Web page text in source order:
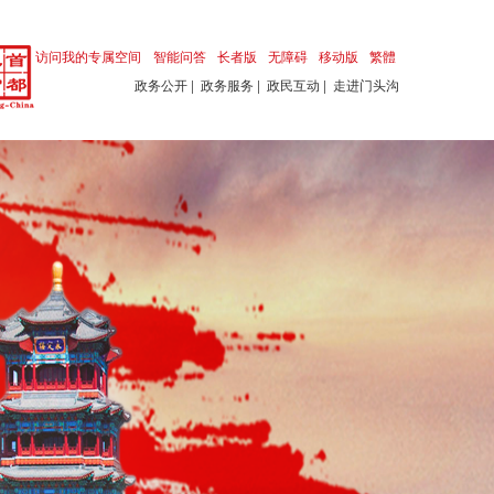
繁體
移动版
无障碍
长者版
智能问答
访问我的专属空间
政务公开 | 政务服务 | 政民互动 | 走进门头沟